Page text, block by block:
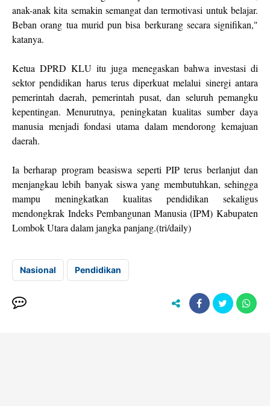
anak-anak kita semakin semangat dan termotivasi untuk belajar.
Beban orang tua murid pun bisa berkurang secara signifikan,"
katanya.
Ketua DPRD KLU itu juga menegaskan bahwa investasi di
sektor pendidikan harus terus diperkuat melalui sinergi antara
pemerintah daerah, pemerintah pusat, dan seluruh pemangku
kepentingan. Menurutnya, peningkatan kualitas sumber daya
manusia menjadi fondasi utama dalam mendorong kemajuan
daerah.
Ia berharap program beasiswa seperti PIP terus berlanjut dan
menjangkau lebih banyak siswa yang membutuhkan, sehingga
mampu meningkatkan kualitas pendidikan sekaligus
mendongkrak Indeks Pembangunan Manusia (IPM) Kabupaten
Lombok Utara dalam jangka panjang.(tri/daily)
Nasional Pendidikan